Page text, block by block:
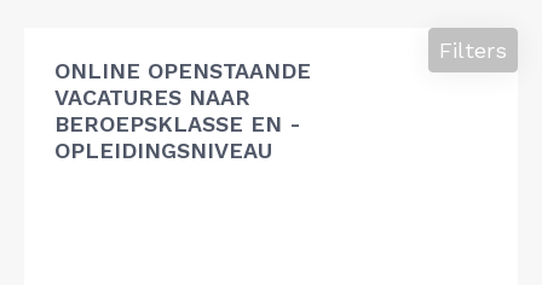
ONLINE OPENSTAANDE
VACATURES NAAR
BEROEPSKLASSE EN -
OPLEIDINGSNIVEAU
Filters